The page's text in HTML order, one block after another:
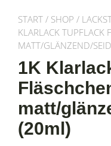
START / SHOP /
KLARLACK TUPFLACK
MATT/GLÄNZEND/
1K
matt/
(20ml)